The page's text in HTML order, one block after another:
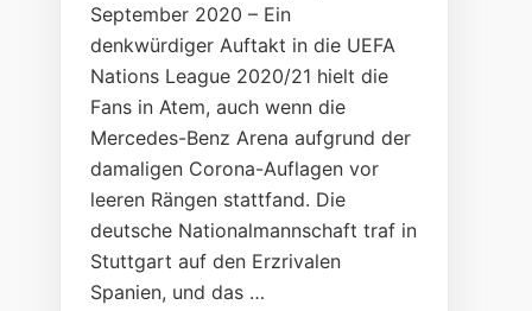
September 2020 – Ein
denkwürdiger Auftakt in die UEFA
Nations League 2020/21 hielt die
Fans in Atem, auch wenn die
Mercedes-Benz Arena aufgrund der
damaligen Corona-Auflagen vor
leeren Rängen stattfand. Die
deutsche Nationalmannschaft traf in
Stuttgart auf den Erzrivalen
Spanien, und das …